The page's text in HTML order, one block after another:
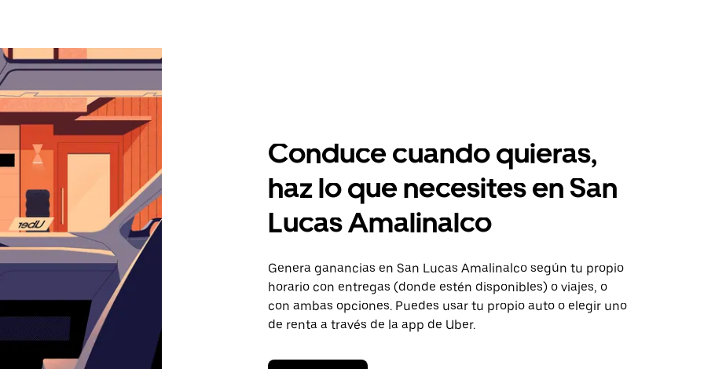
Conduce cuando quieras,
haz lo que necesites en San
Lucas Amalinalco
Genera ganancias en San Lucas Amalinalco según tu propio
horario con entregas (donde estén disponibles) o viajes, o
con ambas opciones. Puedes usar tu propio auto o elegir uno
de renta a través de la app de Uber.